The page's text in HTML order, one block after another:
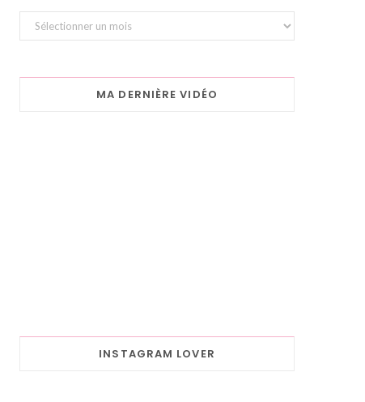
Archives
MA DERNIÈRE VIDÉO
INSTAGRAM LOVER